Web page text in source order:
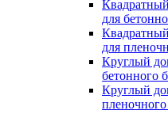
для
для
Круглый
бетонного
Круглый
пленочного